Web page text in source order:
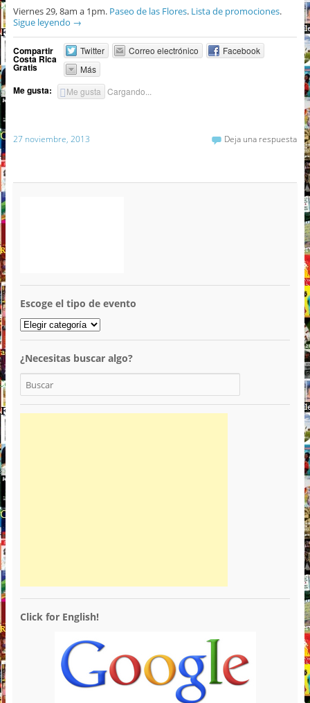
Viernes 29, 8am a 1pm. Paseo de las Flores. Lista de promociones.
Sigue leyendo →
Compartir
Costa Rica
Gratis
Twitter Correo electrónico
Facebook
Más
Me gusta: Me gusta Cargando...
27 noviembre, 2013 Deja una respuesta
Escoge el tipo de evento
¿Necesitas buscar algo?
Click for English!